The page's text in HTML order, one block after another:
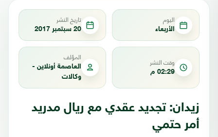
اليوم
الأربعاء
تاريخ النشر
20 سبتمبر 2017
وقت النشر
02:29 م
المؤلف
العاصمة أونلاين -
وكالات
زيدان: تجديد عقدي مع ريال مدريد
أمر حتمي